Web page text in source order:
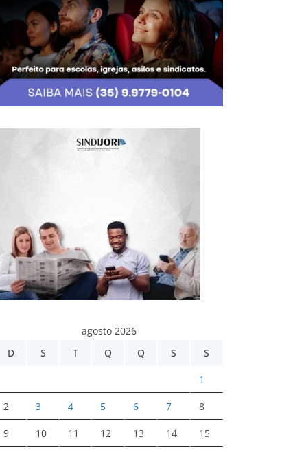
agosto 2026
D
S T Q Q S S
1
2 3 4 5 6 7 8
9 10 11 12 13 14 15